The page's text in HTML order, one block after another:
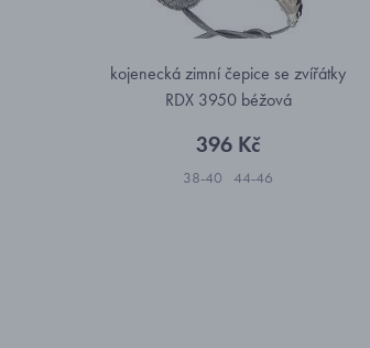
kojenecká zimní čepice se zvířátky
RDX 3950 béžová
396 Kč
38-40 44-46